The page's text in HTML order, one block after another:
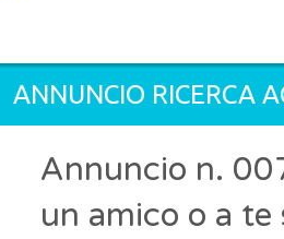
ANNUNCIO RICERCA
Annuncio n.
un amico o a te